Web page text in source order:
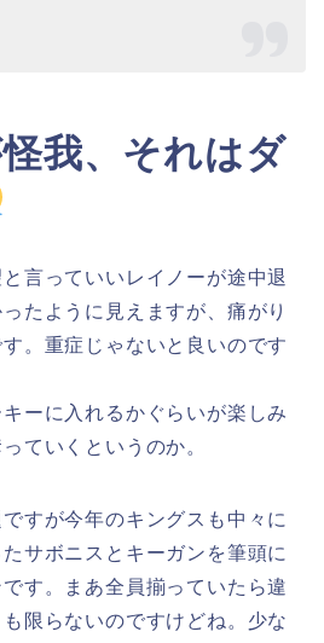
我、それはダ
言っていいレイノーが途中退
たように見えますが、痛がり
。重症じゃないと良いのです
ーに入れるかぐらいが楽しみ
ていくというのか。
すが今年のキングスも中々に
サボニスとキーガンを筆頭に
す。まあ全員揃っていたら違
限らないのですけどね。少な